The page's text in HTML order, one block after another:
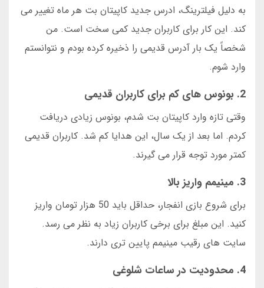
به دلیل فیلترینگ، ادرس جدید کاپیتان بت هر ماه تغییر می
کند. این کار برای کاربران جدید کمی سخت است. من
شخصاً یک بار آدرس قدیمی را ذخیره کرده بودم و نتوانستم
وارد شوم.
2. بونوس های کم برای کاربران قدیمی
وقتی تازه وارد کاپیتان بت شدم، بونوس زیادی دریافت
کردم. اما بعد از یک سال، این هدایا کم شد. کاربران قدیمی
کمتر مورد توجه قرار می گیرند.
3. مینیمم واریز بالا
برای شروع بازی انفجار، حداقل باید 50 هزار تومان واریز
کنید. این مبلغ برای برخی کاربران زیاد به نظر می رسد.
سایت های رقیب مینیمم پایین تری دارند.
4. محدودیت در ساعات شلوغی